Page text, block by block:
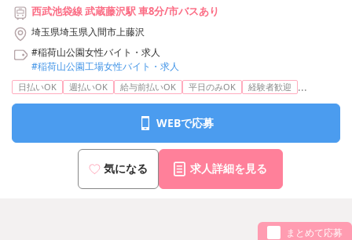
西武池袋線 武蔵藤沢駅 車8分/市バスあり
埼玉県埼玉県入間市上藤沢
#稲荷山公園女性バイト・求人
#稲荷山公園工場女性バイト・求人
日払いOK 週払いOK 給与前払いOK 平日のみOK 経験者歓迎 ...
WEBで応募
気になる 求人詳細を見る
まとめて応募